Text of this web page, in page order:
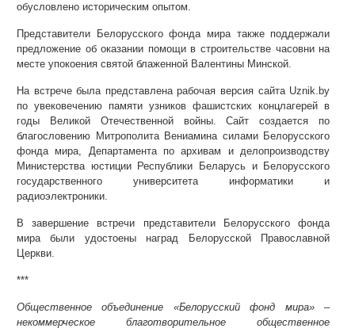
обусловлено историческим опытом.
Представители Белорусского фонда мира также поддержали
предложение об оказании помощи в строительстве часовни на
месте упокоения святой блаженной Валентины Минской.
На встрече была представлена рабочая версия сайта Uznik.by
по увековечению памяти узников фашистских концлагерей в
годы Великой Отечественной войны. Сайт создается по
благословению Митрополита Вениамина силами Белорусского
фонда мира, Департамента по архивам и делопроизводству
Министерства юстиции Республики Беларусь и Белорусского
государственного университета информатики и
радиоэлектроники.
В завершение встречи представители Белорусского фонда
мира были удостоены наград Белорусской Православной
Церкви.
***
Общественное объединение «Белорусский фонд мира» –
некоммерческое благотворительное общественное